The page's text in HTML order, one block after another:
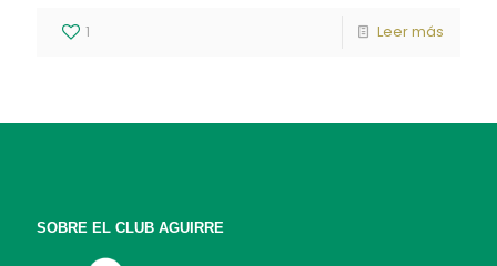
1 Leer más
SOBRE EL CLUB AGUIRRE